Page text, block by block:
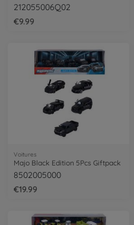
212055006Q02
€9.99
Voitures
Majo Black Edition 5Pcs Giftpack
8502005000
€19.99